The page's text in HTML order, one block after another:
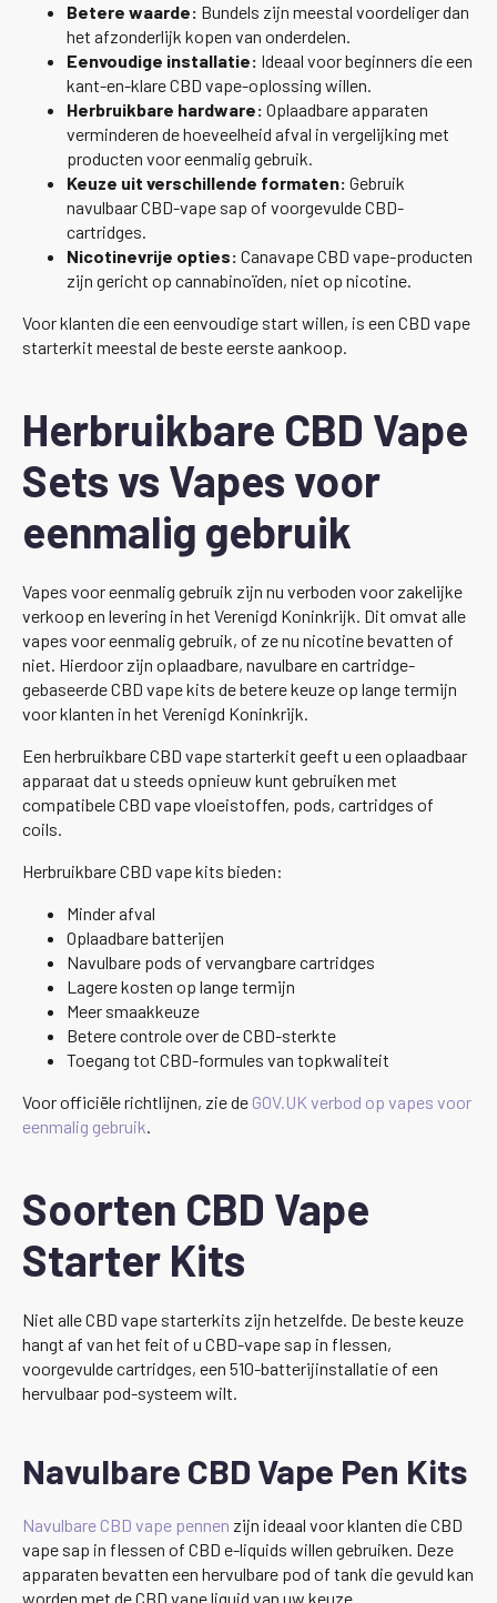
Betere waarde: Bundels zijn meestal voordeliger dan
het afzonderlijk kopen van onderdelen.
Eenvoudige installatie: Ideaal voor beginners die een
kant-en-klare CBD vape-oplossing willen.
Herbruikbare hardware: Oplaadbare apparaten
verminderen de hoeveelheid afval in vergelijking met
producten voor eenmalig gebruik.
Keuze uit verschillende formaten: Gebruik
navulbaar CBD-vape sap of voorgevulde CBD-
cartridges.
Nicotinevrije opties: Canavape CBD vape-producten
zijn gericht op cannabinoïden, niet op nicotine.
Voor klanten die een eenvoudige start willen, is een CBD vape
starterkit meestal de beste eerste aankoop.
Herbruikbare CBD Vape
Sets vs Vapes voor
eenmalig gebruik
Vapes voor eenmalig gebruik zijn nu verboden voor zakelijke
verkoop en levering in het Verenigd Koninkrijk. Dit omvat alle
vapes voor eenmalig gebruik, of ze nu nicotine bevatten of
niet. Hierdoor zijn oplaadbare, navulbare en cartridge-
gebaseerde CBD vape kits de betere keuze op lange termijn
voor klanten in het Verenigd Koninkrijk.
Een herbruikbare CBD vape starterkit geeft u een oplaadbaar
apparaat dat u steeds opnieuw kunt gebruiken met
compatibele CBD vape vloeistoffen, pods, cartridges of
coils.
Herbruikbare CBD vape kits bieden:
Minder afval
Oplaadbare batterijen
Navulbare pods of vervangbare cartridges
Lagere kosten op lange termijn
Meer smaakkeuze
Betere controle over de CBD-sterkte
Toegang tot CBD-formules van topkwaliteit
Voor officiële richtlijnen, zie de GOV.UK verbod op vapes voor
eenmalig gebruik
Soorten CBD Vape
Starter Kits
Niet alle CBD vape starterkits zijn hetzelfde. De beste keuze
hangt af van het feit of u CBD-vape sap in flessen,
voorgevulde cartridges, een 510-batterijinstallatie of een
hervulbaar pod-systeem wilt.
Navulbare CBD Vape Pen Kits
Navulbare CBD vape pennen zijn ideaal voor klanten die CBD
vape sap in flessen of CBD e-liquids willen gebruiken. Deze
apparaten bevatten een hervulbare pod of tank die gevuld kan
worden met de CBD vape liquid van uw keuze.